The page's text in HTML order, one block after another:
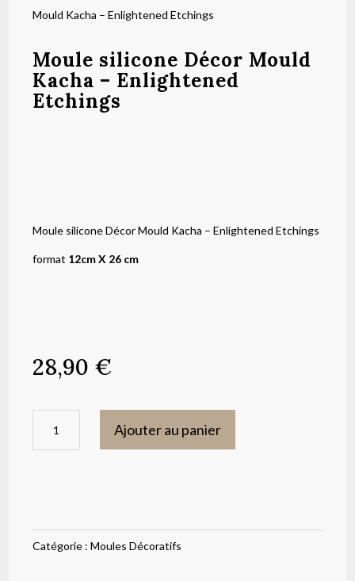
Mould Kacha – Enlightened Etchings
Moule silicone Décor Mould
Kacha – Enlightened
Etchings
Moule silicone Décor Mould Kacha – Enlightened Etchings
format 12cm X 26 cm
28,90 €
Mould
Kacha
Ajouter au panier
Catégorie :Moules Décoratifs